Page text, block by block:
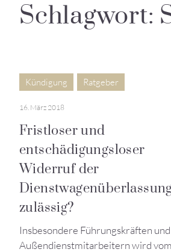
Schlagwort:
Kündigung Ratgeber
16. März 2018
Fristloser und
entschädigungsloser
Widerruf der
zulässig?
Insbesondere Führungskräften und
Außendienstmitarbeitern wird vom